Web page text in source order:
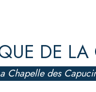
DE LA
Chapelle des